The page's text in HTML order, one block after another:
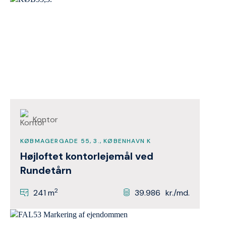
Kontor
KØBMAGERGADE 55, 3., KØBENHAVN K
Højloftet kontorlejemål ved
Rundetårn
241 m2 39.986 kr./md.